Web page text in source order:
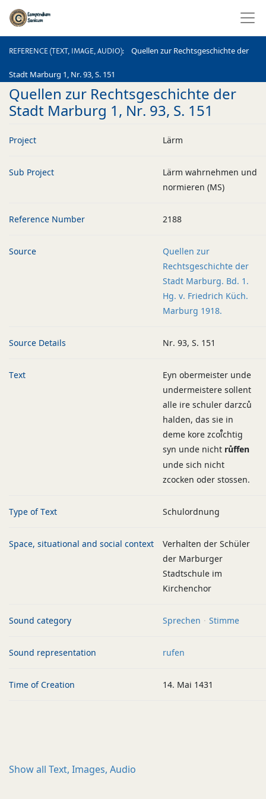
REFERENCE (TEXT, IMAGE, AUDIO) Quellen zur Rechtsgeschichte der
Stadt Marburg 1, Nr. 93, S. 151
REFERENCE (TEXT, IMAGE, AUDIO)
Quellen zur Rechtsgeschichte der
Stadt Marburg 1, Nr. 93, S. 151
Project Lärm
Sub Project
Lärm wahrnehmen und
normieren (MS)
Reference Number 2188
Source
Quellen zur
Rechtsgeschichte der
Stadt Marburg. Bd. 1.
Hg. v. Friedrich Küch.
Marburg 1918.
Source Details Nr. 93, S. 151
Text
Eyn obermeister unde
undermeistere sollent
alle ire schuler darzců
halden, das sie in
deme kore zcoiͤchtig
syn unde nicht růffen
unde sich nicht
zcocken oder stossen.
Type of Text Schulordnung
Space, situational and social context
Verhalten der Schüler
der Marburger
Stadtschule im
Kirchenchor
Sound category Sprechen Stimme
Sound representation rufen
Time of Creation 14. Mai 1431
Show all Text, Images, Audio